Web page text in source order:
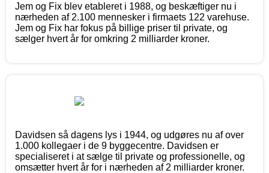
Jem og Fix blev etableret i 1988, og beskæftiger nu i
nærheden af 2.100 mennesker i firmaets 122 varehuse.
Jem og Fix har fokus på billige priser til private, og
sælger hvert år for omkring 2 milliarder kroner.
Davidsen så dagens lys i 1944, og udgøres nu af over
1.000 kollegaer i de 9 byggecentre. Davidsen er
specialiseret i at sælge til private og professionelle, og
omsætter hvert år for i nærheden af 2 milliarder kroner.